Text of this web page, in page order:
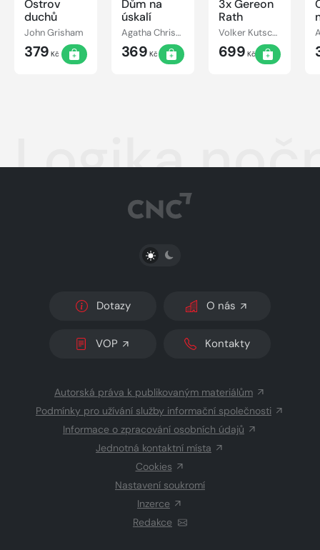
Ostrov
duchů
John Grisham
379 Kč
Dům na
úskalí
Agatha Christie
369 Kč
3x Gereon
Rath
Volker Kutscher
699 Kč
Logika
PŘEPNOUT SVĚTLÝ/TMAVÝ REŽIM
Dotazy O nás
VOP Kontakty
Autorská práva k publikovaným materiálům
Podmínky pro užívání služby informační společnosti
Informace o zpracování osobních údajů
Jednotná kontaktní místa
Cookies
Nastavení soukromí
Inzerce
Redakce